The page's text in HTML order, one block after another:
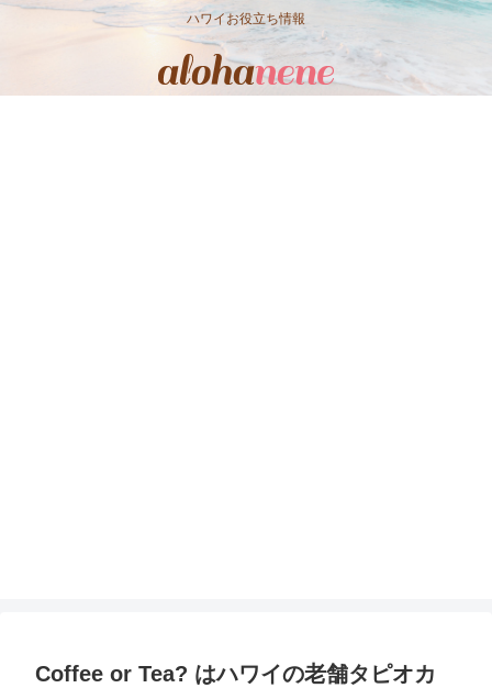
ハワイお役立ち情報
Coffee or Tea? はハワイの老舗タピオカ